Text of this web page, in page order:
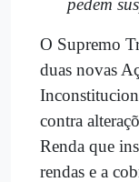
pedem
O Supremo
duas novas
contra
Renda que
rendas e a